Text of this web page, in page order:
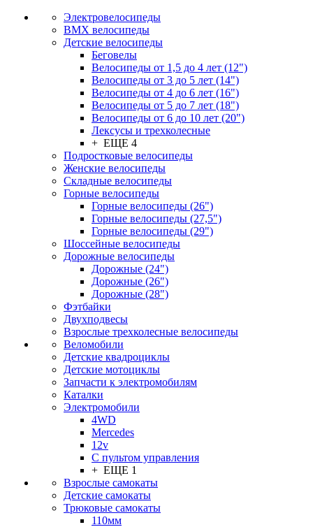
Электровелосипеды
BMX велосипеды
Детские велосипеды
Беговелы
Велосипеды от 1,5 до 4 лет (12")
Велосипеды от 3 до 5 лет (14")
Велосипеды от 4 до 6 лет (16")
Велосипеды от 5 до 7 лет (18")
Велосипеды от 6 до 10 лет (20")
Лексусы и трехколесные
+ ЕЩЕ 4
Подростковые велосипеды
Женские велосипеды
Складные велосипеды
Горные велосипеды
Горные велосипеды (26")
Горные велосипеды (27,5")
Горные велосипеды (29")
Шоссейные велосипеды
Дорожные велосипеды
Дорожные (24")
Дорожные (26")
Дорожные (28")
Фэтбайки
Двухподвесы
Взрослые трехколесные велосипеды
Веломобили
Детские квадроциклы
Детские мотоциклы
Запчасти к электромобилям
Каталки
Электромобили
4WD
Mercedes
12v
С пультом управления
+ ЕЩЕ 1
Взрослые самокаты
Детские самокаты
Трюковые самокаты
110мм